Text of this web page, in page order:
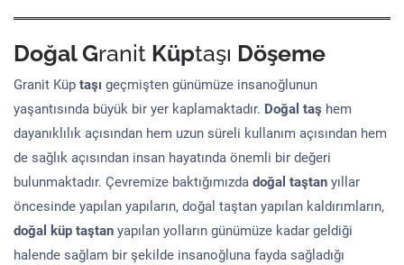
Doğal Granit Küptaşı Döşeme
Granit Küp taşı geçmişten günümüze insanoğlunun
yaşantısında büyük bir yer kaplamaktadır. Doğal taş hem
dayanıklılık açısından hem uzun süreli kullanım açısından hem
de sağlık açısından insan hayatında önemli bir değeri
bulunmaktadır. Çevremize baktığımızda doğal taştan yıllar
öncesinde yapılan yapıların, doğal taştan yapılan kaldırımların,
doğal küp taştan yapılan yolların günümüze kadar geldiği
halende sağlam bir şekilde insanoğluna fayda sağladığı